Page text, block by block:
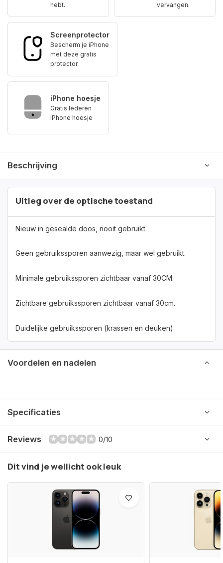
hebt. vervangen.
Screenprotector
Bescherm je iPhone
met deze gratis
protector
iPhone hoesje
Gratis lederen
iPhone hoesje
Beschrijving
Uitleg over de optische toestand
Nieuw in gesealde doos, nooit gebruikt.
Geen gebruikssporen aanwezig, maar wel gebruikt.
Minimale gebruikssporen zichtbaar vanaf 30CM.
Zichtbare gebruikssporen zichtbaar vanaf 30cm.
Duidelijke gebruikssporen (krassen en deuken)
Voordelen en nadelen
Specificaties
Reviews 0/10
Dit vind je wellicht ook leuk